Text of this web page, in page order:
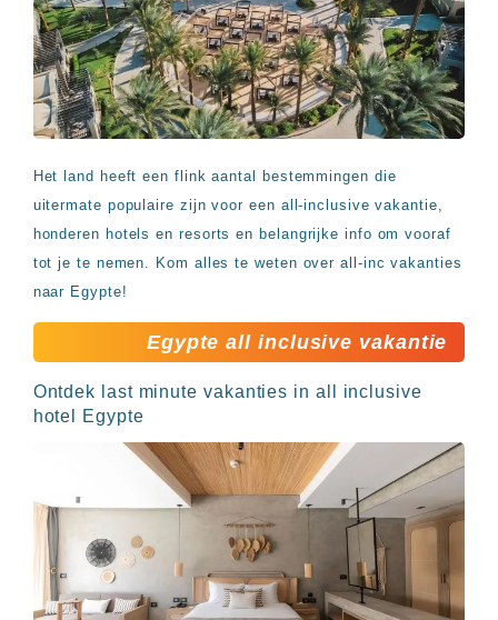
Het land heeft een flink aantal bestemmingen die
uitermate populaire zijn voor een all-inclusive vakantie,
honderen hotels en resorts en belangrijke info om vooraf
tot je te nemen. Kom alles te weten over all-inc vakanties
naar Egypte!
Egypte all inclusive vakantie
Ontdek last minute vakanties in all inclusive
hotel Egypte